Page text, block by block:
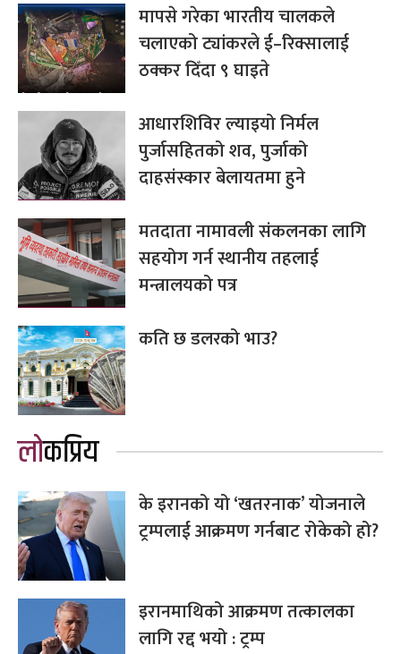
मापसे गरेका भारतीय चालकले
चलाएको ट्यांकरले ई–रिक्सालाई
ठक्कर दिँदा ९ घाइते
आधारशिविर ल्याइयो निर्मल
पुर्जासहितको शव, पुर्जाको
दाहसंस्कार बेलायतमा हुने
मतदाता नामावली संकलनका लागि
सहयोग गर्न स्थानीय तहलाई
मन्त्रालयको पत्र
कति छ डलरको भाउ?
लोकप्रिय
के इरानको यो ‘खतरनाक’ योजनाले
ट्रम्पलाई आक्रमण गर्नबाट रोकेको हो?
इरानमाथिको आक्रमण तत्कालका
लागि रद्द भयो : ट्रम्प